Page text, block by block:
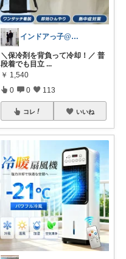
インドアっ子@ご購入ありがとうございます
＼保冷剤を背負って冷却！／ 普
段着でも目立 ...
￥ 1,540
0 0 113
コレ いいね